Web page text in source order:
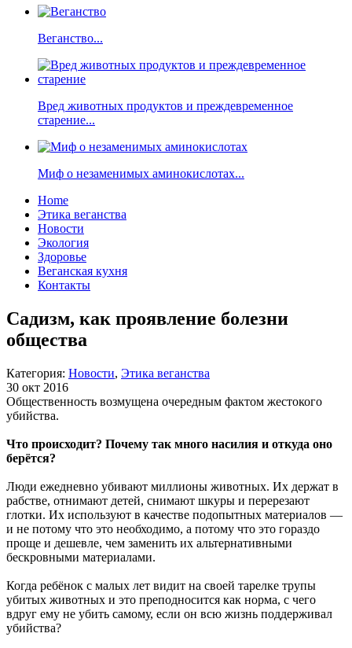
Веганство...
Вред животных продуктов и преждевременное
старение...
Миф о незаменимых аминокислотах...
Home
Этика веганства
Новости
Экология
Здоровье
Веганская кухня
Контакты
Садизм, как проявление болезни
общества
Категория: Новости, Этика веганства
30 окт 2016
Общественность возмущена очередным фактом жестокого
убийства.
Что происходит? Почему так много насилия и откуда оно
берётся?
Люди ежедневно убивают миллионы животных. Их держат в
рабстве, отнимают детей, снимают шкуры и перерезают
глотки. Их используют в качестве подопытных материалов —
и не потому что это необходимо, а потому что это гораздо
проще и дешевле, чем заменить их альтернативными
бескровными материалами.
Когда ребёнок с малых лет видит на своей тарелке трупы
убитых животных и это преподносится как норма, с чего
вдруг ему не убить самому, если он всю жизнь поддерживал
убийства?